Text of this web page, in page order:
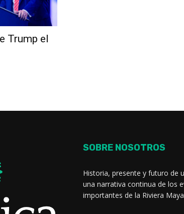
Trump el
SOBRE NOSOTROS
Historia, presente y futuro de
una narrativa continua de los
importantes de la Riviera